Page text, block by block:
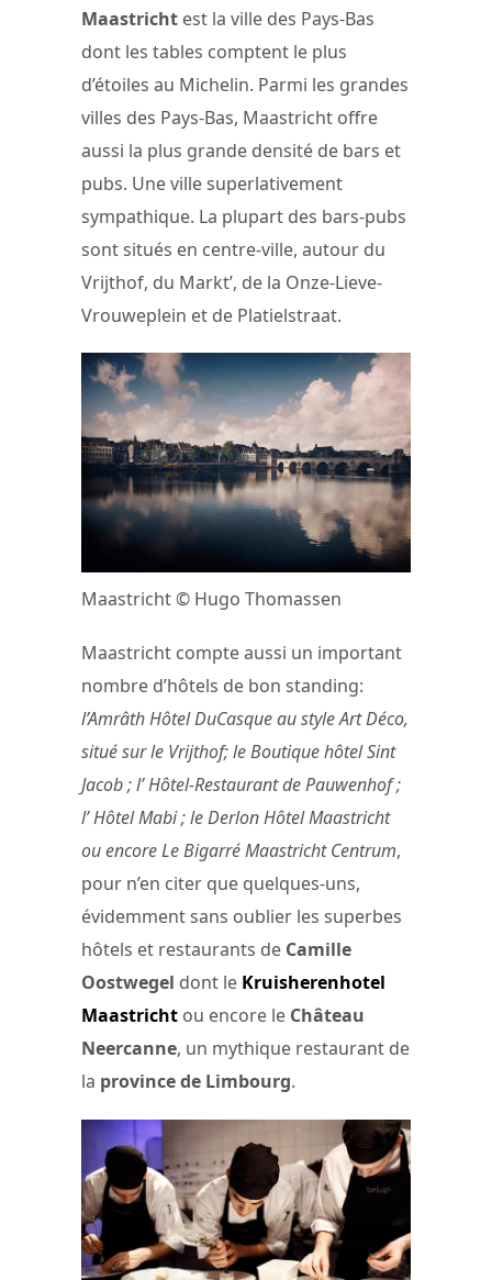
Maastricht est la ville des Pays-Bas
dont les tables comptent le plus
d’étoiles au Michelin. Parmi les grandes
villes des Pays-Bas, Maastricht offre
aussi la plus grande densité de bars et
pubs. Une ville superlativement
sympathique. La plupart des bars-pubs
sont situés en centre-ville, autour du
Vrijthof, du Markt’, de la Onze-Lieve-
Vrouweplein et de Platielstraat.
Maastricht © Hugo Thomassen
Maastricht compte aussi un important
nombre d’hôtels de bon standing:
l’Amrâth Hôtel DuCasque au style Art Déco,
situé sur le Vrijthof; le Boutique hôtel Sint
Jacob ; l’ Hôtel-Restaurant de Pauwenhof ;
l’ Hôtel Mabi ; le Derlon Hôtel Maastricht
ou encore Le Bigarré Maastricht Centrum,
pour n’en citer que quelques-uns,
évidemment sans oublier les superbes
hôtels et restaurants de Camille
Oostwegel dont le Kruisherenhotel
Maastricht ou encore le Château
Neercanne, un mythique restaurant de
la province de Limbourg.